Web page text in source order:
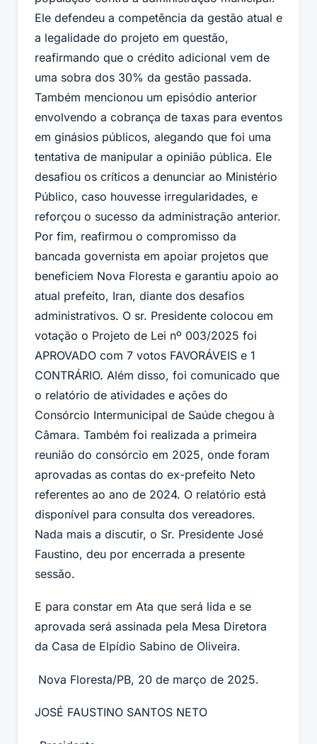
Ele defendeu a competência da gestão atual e
a legalidade do projeto em questão,
reafirmando que o crédito adicional vem de
uma sobra dos 30% da gestão passada.
Também mencionou um episódio anterior
envolvendo a cobrança de taxas para eventos
em ginásios públicos, alegando que foi uma
tentativa de manipular a opinião pública. Ele
desafiou os críticos a denunciar ao Ministério
Público, caso houvesse irregularidades, e
reforçou o sucesso da administração anterior.
Por fim, reafirmou o compromisso da
bancada governista em apoiar projetos que
beneficiem Nova Floresta e garantiu apoio ao
atual prefeito, Iran, diante dos desafios
administrativos. O sr. Presidente colocou em
votação o Projeto de Lei nº 003/2025 foi
APROVADO com 7 votos FAVORÁVEIS e 1
CONTRÁRIO. Além disso, foi comunicado que
o relatório de atividades e ações do
Consórcio Intermunicipal de Saúde chegou à
Câmara. Também foi realizada a primeira
reunião do consórcio em 2025, onde foram
aprovadas as contas do ex-prefeito Neto
referentes ao ano de 2024. O relatório está
disponível para consulta dos vereadores.
Nada mais a discutir, o Sr. Presidente José
Faustino, deu por encerrada a presente
sessão.
E para constar em Ata que será lida e se
aprovada será assinada pela Mesa Diretora
da Casa de Elpídio Sabino de Oliveira.
Nova Floresta/PB, 20 de março de 2025.
JOSÉ FAUSTINO SANTOS NETO